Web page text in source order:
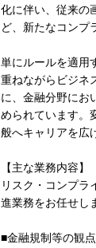
化に伴い、従来の
ど、新たなコンプ
単にルールを適用
重ねながらビジネ
に、金融分野にお
められています。
般へキャリアを広
【主な業務内容】
リスク・コンプラ
進業務をお任せし
■金融規制等の観